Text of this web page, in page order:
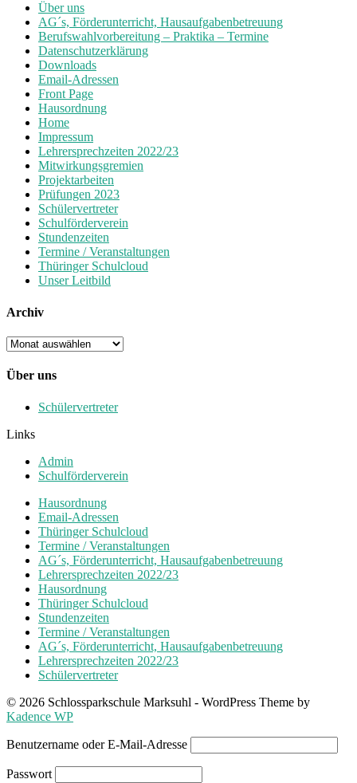
Über uns
AG´s, Förderunterricht, Hausaufgabenbetreuung
Berufswahlvorbereitung – Praktika – Termine
Datenschutzerklärung
Downloads
Email-Adressen
Front Page
Hausordnung
Home
Impressum
Lehrersprechzeiten 2022/23
Mitwirkungsgremien
Projektarbeiten
Prüfungen 2023
Schülervertreter
Schulförderverein
Stundenzeiten
Termine / Veranstaltungen
Thüringer Schulcloud
Unser Leitbild
Archiv
Archiv
Über uns
Schülervertreter
Links
Admin
Schulförderverein
Hausordnung
Email-Adressen
Thüringer Schulcloud
Termine / Veranstaltungen
AG´s, Förderunterricht, Hausaufgabenbetreuung
Lehrersprechzeiten 2022/23
Hausordnung
Thüringer Schulcloud
Stundenzeiten
Termine / Veranstaltungen
AG´s, Förderunterricht, Hausaufgabenbetreuung
Lehrersprechzeiten 2022/23
Schülervertreter
© 2026 Schlossparkschule Marksuhl - WordPress Theme by
Kadence WP
Benutzername oder E-Mail-Adresse
Passwort